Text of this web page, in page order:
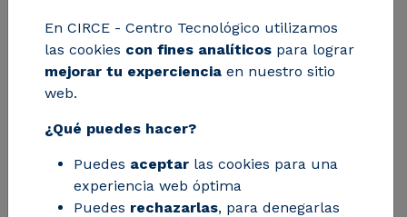
Aragón como
miembro asociado
entre ambas entidades para impulsar
la competitividad y el desarrollo
sostenible en el tejido productivo
En CIRCE - Centro Tecnológico utilizamos
las cookies con fines analíticos para lograr
mejorar tu experciencia en nuestro sitio
web.
¿Qué puedes hacer?
Puedes aceptar las cookies para una
experiencia web óptima
Puedes rechazarlas, para denegarlas